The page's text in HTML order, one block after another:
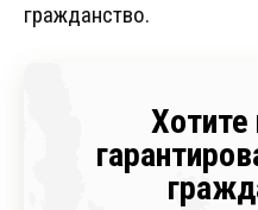
гражданство.
Хотите